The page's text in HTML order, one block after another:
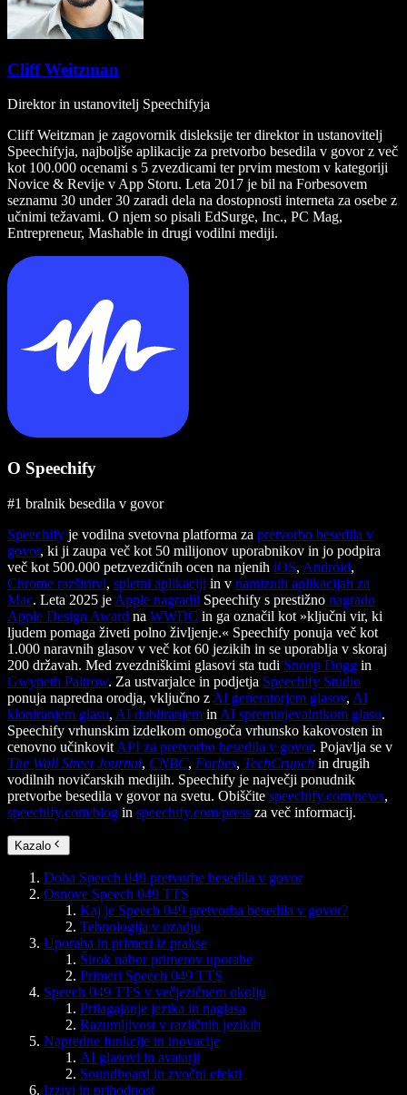
Cliff Weitzman
Direktor in ustanovitelj Speechifyja
Cliff Weitzman je zagovornik disleksije ter direktor in ustanovitelj
Speechifyja, najboljše aplikacije za pretvorbo besedila v govor z več
kot 100.000 ocenami s 5 zvezdicami ter prvim mestom v kategoriji
Novice & Revije v App Storu. Leta 2017 je bil na Forbesovem
seznamu 30 under 30 zaradi dela na dostopnosti interneta za osebe z
učnimi težavami. O njem so pisali EdSurge, Inc., PC Mag,
Entrepreneur, Mashable in drugi vodilni mediji.
O Speechify
#1 bralnik besedila v govor
Speechify je vodilna svetovna platforma za pretvorbo besedila v
govor, ki ji zaupa več kot 50 milijonov uporabnikov in jo podpira
več kot 500.000 petzvezdičnih ocen na njenih iOS, Android,
Chrome razširitvi, spletni aplikaciji in v namiznih aplikacijah za
Mac. Leta 2025 je Apple nagradil Speechify s prestižno nagrado
Apple Design Award na WWDC in ga označil kot »ključni vir, ki
ljudem pomaga živeti polno življenje.« Speechify ponuja več kot
1.000 naravnih glasov v več kot 60 jezikih in se uporablja v skoraj
200 državah. Med zvezdniškimi glasovi sta tudi Snoop Dogg in
Gwyneth Paltrow. Za ustvarjalce in podjetja Speechify Studio
ponuja napredna orodja, vključno z AI generatorjem glasov, AI
kloniranjem glasu, AI dubliranjem in AI spreminjevalnikom glasu.
Speechify vrhunskim izdelkom omogoča vrhunsko kakovosten in
cenovno učinkovit API za pretvorbo besedila v govor. Pojavlja se v
The Wall Street Journal, CNBC, Forbes, TechCrunch in drugih
vodilnih novičarskih medijih. Speechify je največji ponudnik
pretvorbe besedila v govor na svetu. Obiščite speechify.com/news,
speechify.com/blog in speechify.com/press za več informacij.
Kazalo
Doba Speech 049 pretvorbe besedila v govor
Osnove Speech 049 TTS
Kaj je Speech 049 pretvorba besedila v govor?
Tehnologija v ozadju
Uporaba in primeri iz prakse
Širok nabor primerov uporabe
Primeri Speech 049 TTS
Speech 049 TTS v večjezičnem okolju
Prilagajanje jezika in naglasa
Razumljivost v različnih jezikih
Napredne funkcije in inovacije
AI glasovi in avatarji
Soundboard in zvočni efekti
Izzivi in prihodnost